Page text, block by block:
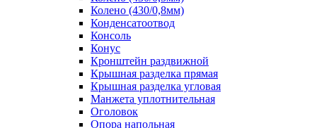
Колено (430/0,8мм)
Конденсатоотвод
Консоль
Конус
Кронштейн раздвижной
Крышная разделка прямая
Крышная разделка угловая
Манжета уплотнительная
Оголовок
Опора напольная